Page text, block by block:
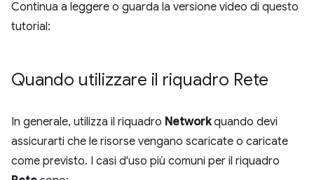
Continua a leggere o guarda la versione video di questo
tutorial:
Quando utilizzare il riquadro Rete
In generale, utilizza il riquadro Networkquando devi
assicurarti che le risorse vengano scaricate o caricate
come previsto. I casi d'uso più comuni per il riquadro